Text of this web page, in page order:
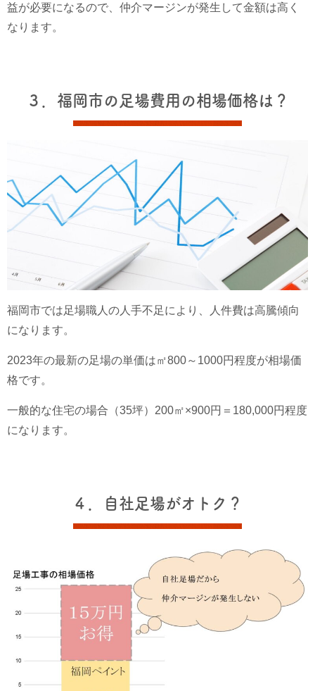
益が必要になるので、仲介マージンが発生して金額は高く
なります。
３．福岡市の足場費用の相場価格は？
福岡市では足場職人の人手不足により、人件費は高騰傾向
になります。
2023年の最新の足場の単価は㎡800～1000円程度が相場価
格です。
一般的な住宅の場合（35坪）200㎡×900円＝180,000円程度
になります。
４．自社足場がオトク？